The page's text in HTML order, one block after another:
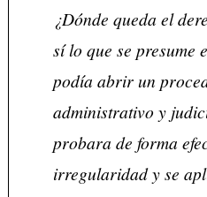
¿Dónde queda el
sí lo que se presume
podía abrir un
administrativo y
probara de forma
irregularidad y se